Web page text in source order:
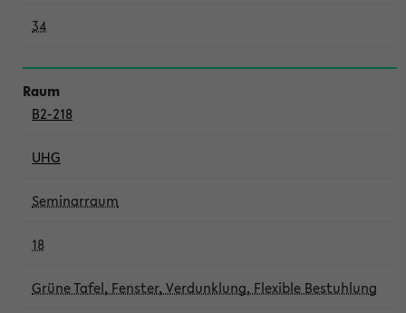
34
B2-218
UHG
Seminarraum
18
Grüne Tafel, Fenster, Verdunklung, Flexible Bestuhlung